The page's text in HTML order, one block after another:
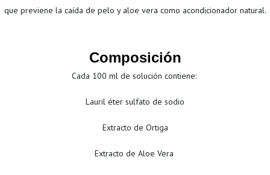
que previene la caída de pelo y aloe vera como acondicionador natural.
Composición
Cada 100 ml de solución contiene:
Lauril éter sulfato de sodio
Extracto de Ortiga
Extracto de Aloe Vera